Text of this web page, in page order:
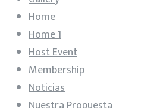
Home
Home 1
Host Event
Membership
Noticias